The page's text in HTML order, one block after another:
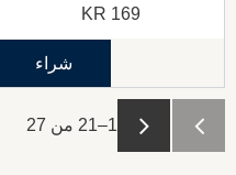
169
شراء
1–
21 من 27